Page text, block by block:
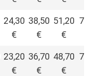
24,30
€
38,50
€
51,20
€
23,20
€
36,70
€
48,70
€